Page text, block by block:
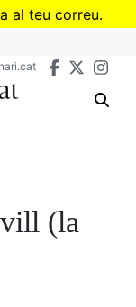
al teu correu.
(la